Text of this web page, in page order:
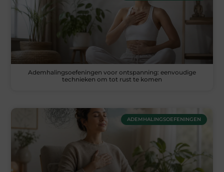
Ademhalingsoefeningen voor ontspanning: eenvoudige
technieken om tot rust te komen
ADEMHALINGSOEFENINGEN